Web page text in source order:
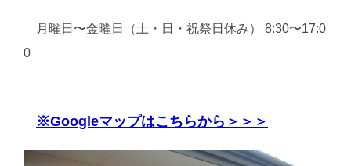
月曜日〜金曜日（土・日・祝祭日休み） 8:30〜17:0
0
※Googleマップはこちらから＞＞＞